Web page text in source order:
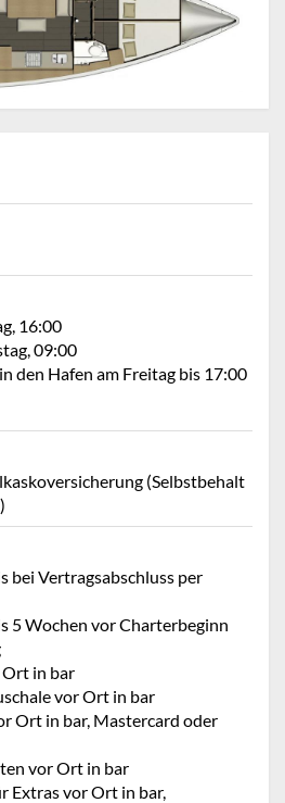
16:00
09:00
den Hafen am Freitag bis 17:00
(Selbstbehalt
bei Vertragsabschluss per
5 Wochen vor Charterbeginn
Ort in bar
vor Ort in bar
Ort in bar, Mastercard oder
vor Ort in bar
Extras vor Ort in bar,